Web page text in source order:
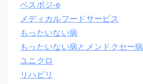
ベスポジ-e
メディカルフードサービス
もったいない病
もったいない病とメンドクセー病
ユニクロ
リハビリ